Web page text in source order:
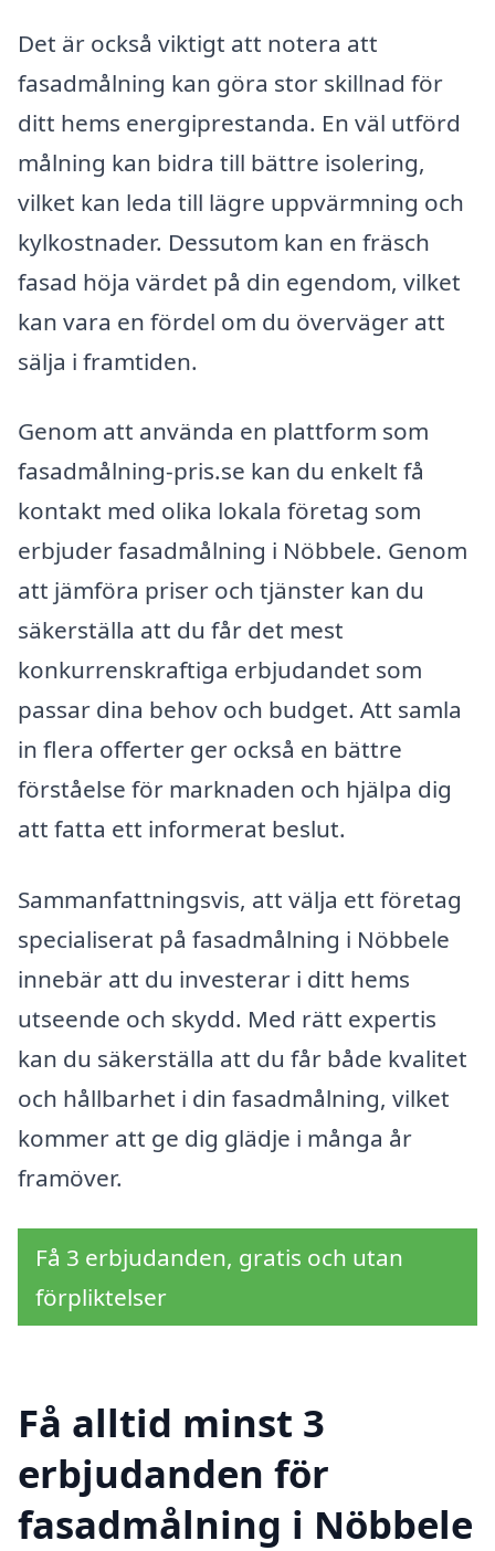
Det är också viktigt att notera att
fasadmålning kan göra stor skillnad för
ditt hems energiprestanda. En väl utförd
målning kan bidra till bättre isolering,
vilket kan leda till lägre uppvärmning och
kylkostnader. Dessutom kan en fräsch
fasad höja värdet på din egendom, vilket
kan vara en fördel om du överväger att
sälja i framtiden.
Genom att använda en plattform som
fasadmålning-pris.se kan du enkelt få
kontakt med olika lokala företag som
erbjuder fasadmålning i Nöbbele. Genom
att jämföra priser och tjänster kan du
säkerställa att du får det mest
konkurrenskraftiga erbjudandet som
passar dina behov och budget. Att samla
in flera offerter ger också en bättre
förståelse för marknaden och hjälpa dig
att fatta ett informerat beslut.
Sammanfattningsvis, att välja ett företag
specialiserat på fasadmålning i Nöbbele
innebär att du investerar i ditt hems
utseende och skydd. Med rätt expertis
kan du säkerställa att du får både kvalitet
och hållbarhet i din fasadmålning, vilket
kommer att ge dig glädje i många år
framöver.
Få 3 erbjudanden, gratis och utan
förpliktelser
Få alltid minst 3
erbjudanden för
fasadmålning i Nöbbele